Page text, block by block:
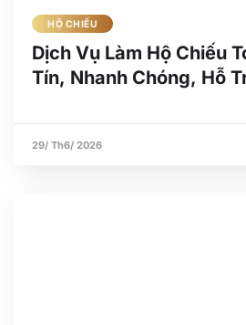
HỘ CHIẾU
Dịch Vụ Làm Hộ Chiếu
Tín, Nhanh Chóng, Hỗ
29/ Th6/ 2026